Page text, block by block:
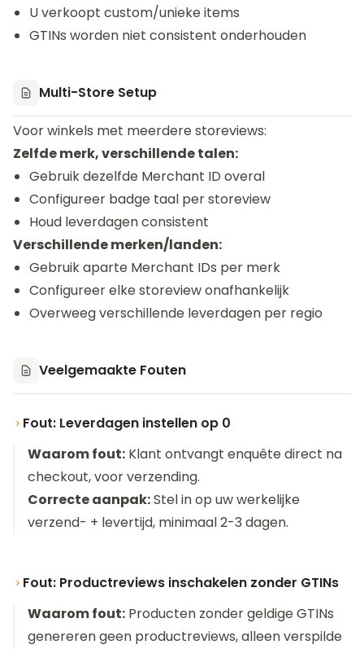
U verkoopt custom/unieke items
GTINs worden niet consistent onderhouden
Multi-Store Setup
Voor winkels met meerdere storeviews:
Zelfde merk, verschillende talen:
Gebruik dezelfde Merchant ID overal
Configureer badge taal per storeview
Houd leverdagen consistent
Verschillende merken/landen:
Gebruik aparte Merchant IDs per merk
Configureer elke storeview onafhankelijk
Overweeg verschillende leverdagen per regio
Veelgemaakte Fouten
Fout: Leverdagen instellen op 0
Waarom fout: Klant ontvangt enquête direct na
checkout, voor verzending.
Correcte aanpak:Stel in op uw werkelijke
verzend- + levertijd, minimaal 2-3 dagen.
Fout: Productreviews inschakelen zonder GTINs
Waarom fout: Producten zonder geldige GTINs
genereren geen productreviews, alleen verspilde